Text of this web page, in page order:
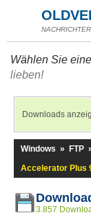
Wählen Sie
lieben!
Downloads
Windows » FTP
Accelerator Plus
3.857